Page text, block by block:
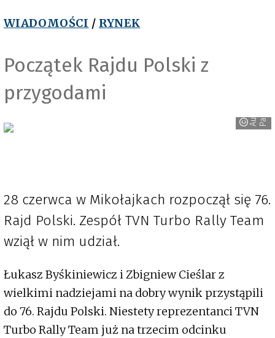
WIADOMOŚCI / RYNEK
Początek Rajdu Polski z
przygodami
A
u
t
o
P
a
r
t
n
er
28 czerwca w Mikołajkach rozpoczął się 76.
Rajd Polski. Zespół TVN Turbo Rally Team
wziął w nim udział.
Łukasz Byśkiniewicz i Zbigniew Cieślar z
wielkimi nadziejami na dobry wynik przystąpili
do 76. Rajdu Polski. Niestety reprezentanci TVN
Turbo Rally Team już na trzecim odcinku